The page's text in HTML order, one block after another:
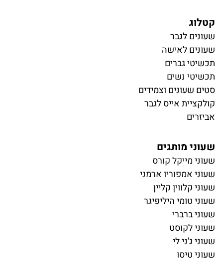
קטלוג
שעונים לגבר
שעונים לאישה
תכשיטי גברים
תכשיטי נשים
סטים שעונים וצמידים
קולקציית אייס לגבר
אביזרים
שעוני מותגים
שעוני מייקל קורס
שעוני אמפוריו ארמני
שעוני קלווין קליין
שעוני טומי היליפיגר
שעוני ברברי
שעוני לקוסט
שעוני ג'ני לי
שעוני טיסו